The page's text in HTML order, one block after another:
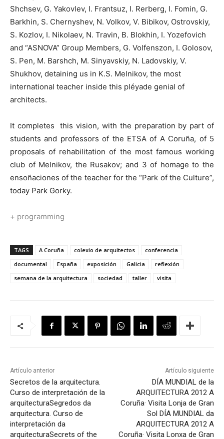
Shchsev, G. Yakovlev, I. Frantsuz, I. Rerberg, I. Fomin, G.
Barkhin, S. Chernyshev, N. Volkov, V. Bibikov, Ostrovskiy,
S. Kozlov, I. Nikolaev, N. Travin, B. Blokhin, I. Yozefovich
and “ASNOVA” Group Members, G. Volfenszon, I. Golosov,
S. Pen, M. Barshch, M. Sinyavskiy, N. Ladovskiy, V.
Shukhov, detaining us in K.S. Melnikov, the most
international teacher inside this pléyade genial of
architects.
It completes this vision, with the preparation by part of
students and professors of the ETSA of A Coruña, of 5
proposals of rehabilitation of the most famous working
club of Melnikov, the Rusakov; and 3 of homage to the
ensoñaciones of the teacher for the “Park of the Culture”,
today Park Gorky.
+ programming
TAGS A Coruña colexio de arquitectos
conferencia
documental
España exposición Galicia
reflexión
semana de la arquitectura
sociedad taller visita
Artículo anterior
Secretos de la arquitectura.
Curso de interpretación de la
arquitecturaSegredos da
arquitectura. Curso de
interpretación da
arquitecturaSecrets of the
Artículo siguiente
DÍA MUNDIAL de la
ARQUITECTURA 2012 A
Coruña· Visita Lonja de Gran
Sol DÍA MUNDIAL da
ARQUITECTURA 2012 A
Coruña· Visita Lonxa de Gran